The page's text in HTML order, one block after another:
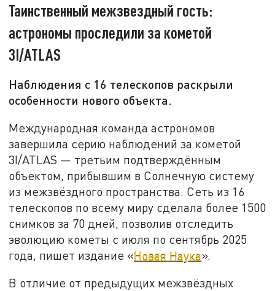
Таинственный межзвездный гость:
астрономы проследили за кометой
3I/ATLAS
Наблюдения с 16 телескопов раскрыли
особенности нового объекта.
Международная команда астрономов
завершила серию наблюдений за кометой
3I/ATLAS — третьим подтверждённым
объектом, прибывшим в Солнечную систему
из межзвёздного пространства. Сеть из 16
телескопов по всему миру сделала более 1500
снимков за 70 дней, позволив отследить
эволюцию кометы с июля по сентябрь 2025
года, пишет издание «Новая Наука».
В отличие от предыдущих межзвёздных